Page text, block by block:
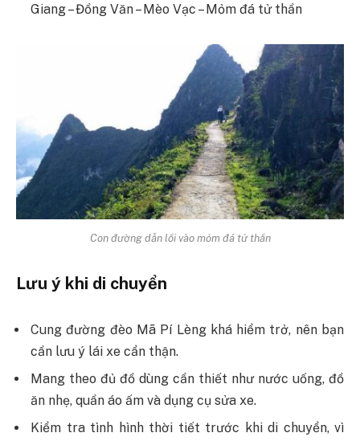
Giang – Đồng Văn – Mèo Vạc – Mỏm đá tử thần
Con đường dẫn lối vào mỏm đá tử thần
Lưu ý khi di chuyển
Cung đường đèo Mã Pí Lèng khá hiểm trở, nên bạn
cần lưu ý lái xe cẩn thận.
Mang theo đủ đồ dùng cần thiết như nước uống, đồ
ăn nhẹ, quần áo ấm và dụng cụ sửa xe.
Kiểm tra tình hình thời tiết trước khi di chuyển, vì